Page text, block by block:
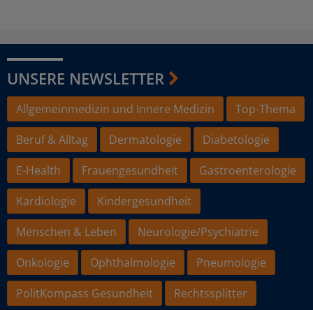
UNSERE NEWSLETTER
Allgemeinmedizin und Innere Medizin
Top-Thema
Beruf & Alltag
Dermatologie
Diabetologie
E-Health
Frauengesundheit
Gastroenterologie
Kardiologie
Kindergesundheit
Menschen & Leben
Neurologie/Psychiatrie
Onkologie
Ophthalmologie
Pneumologie
PolitKompass Gesundheit
Rechtssplitter